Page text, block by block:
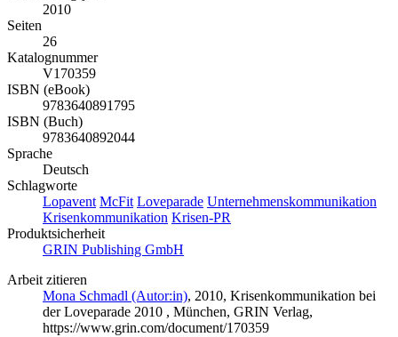
2010
Seiten
26
Katalognummer
V170359
ISBN (eBook)
9783640891795
ISBN (Buch)
9783640892044
Sprache
Deutsch
Schlagworte
Lopavent McFit Loveparade Unternehmenskommunikation
Krisenkommunikation Krisen-PR
Produktsicherheit
GRIN Publishing GmbH
Arbeit zitieren
Mona Schmadl (Autor:in), 2010, Krisenkommunikation bei
der Loveparade 2010 , München, GRIN Verlag,
https://www.grin.com/document/170359